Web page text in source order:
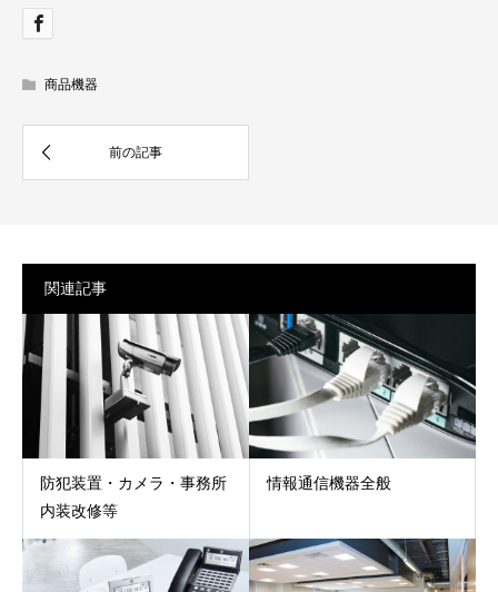
商品機器
関連記事
防犯装置・カメラ・事務所
内装改修等
情報通信機器全般